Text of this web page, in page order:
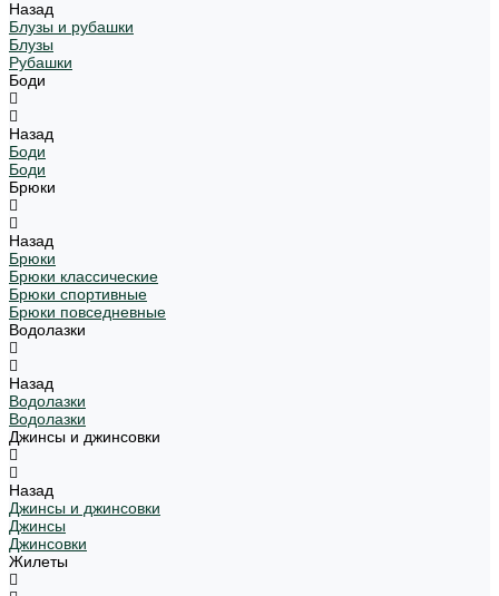
Назад
Блузы и рубашки
Блузы
Рубашки
Боди
Назад
Боди
Боди
Брюки
Назад
Брюки
Брюки классические
Брюки спортивные
Брюки повседневные
Водолазки
Назад
Водолазки
Водолазки
Джинсы и джинсовки
Назад
Джинсы и джинсовки
Джинсы
Джинсовки
Жилеты